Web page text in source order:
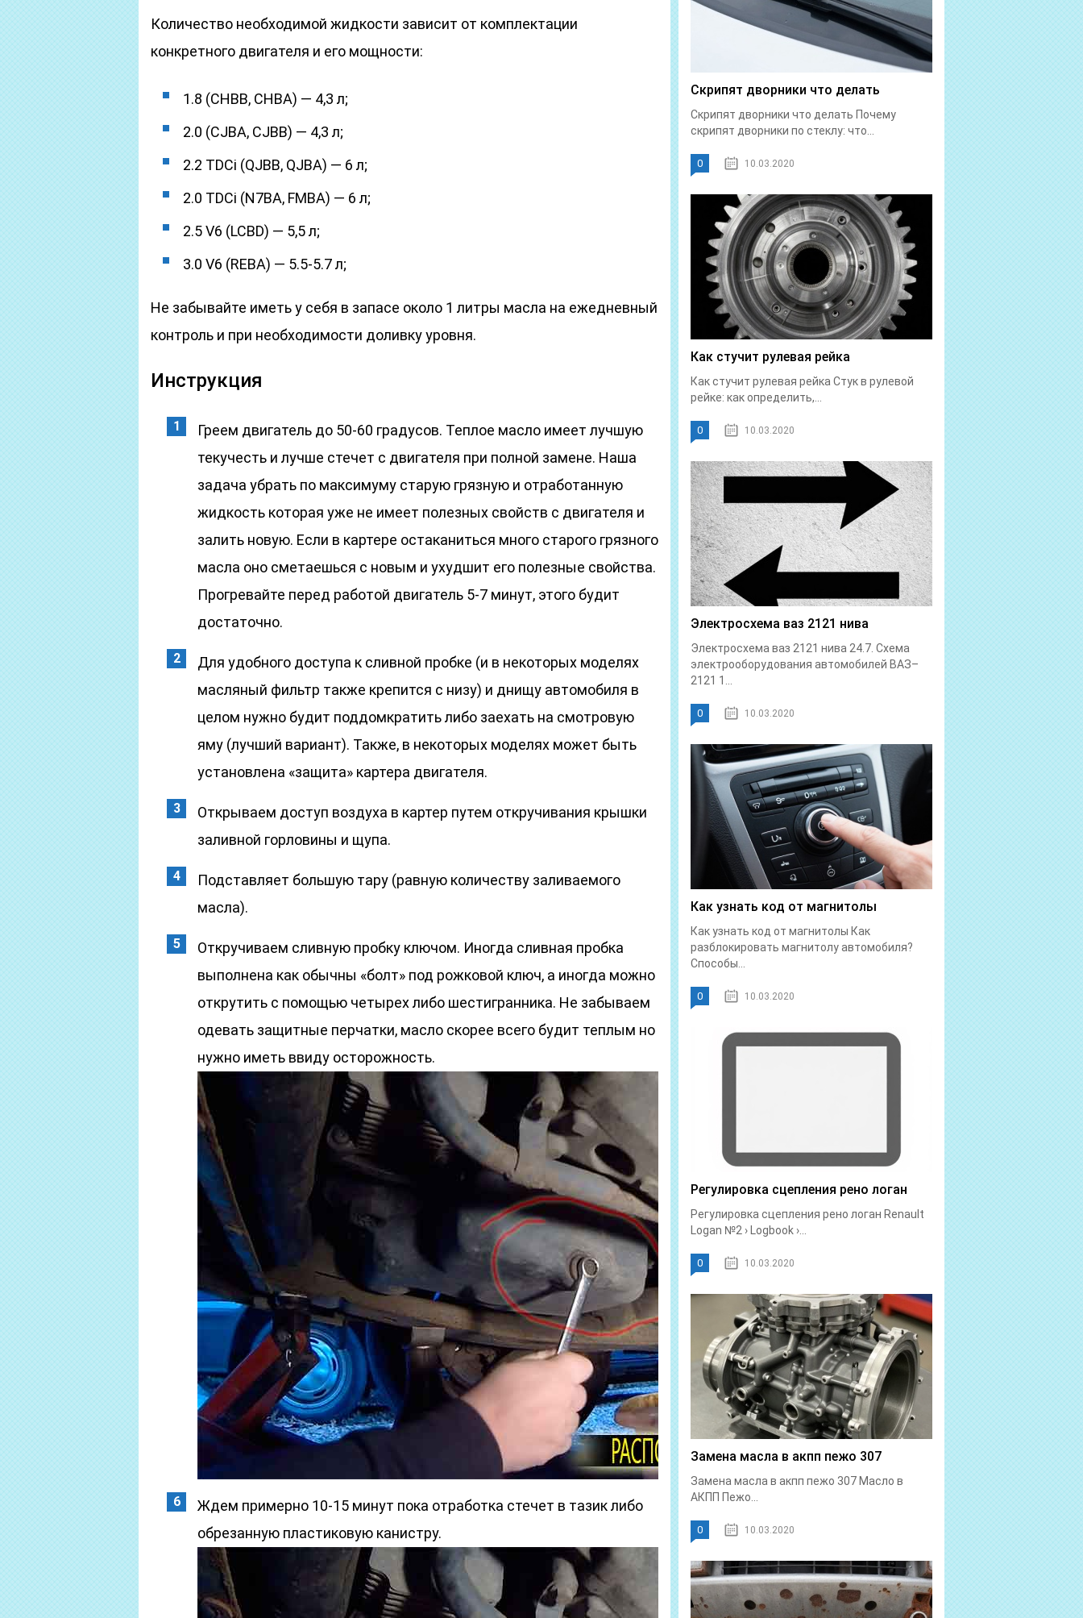
Количество необходимой жидкости зависит от комплектации
конкретного двигателя и его мощности:
1.8 (CHBB, CHBA) — 4,3 л;
2.0 (CJBA, CJBB) — 4,3 л;
2.2 TDCi (QJBB, QJBA) — 6 л;
2.0 TDCi (N7BA, FMBA) — 6 л;
2.5 V6 (LCBD) — 5,5 л;
3.0 V6 (REBA) — 5.5-5.7 л;
Не забывайте иметь у себя в запасе около 1 литры масла на ежедневный
контроль и при необходимости доливку уровня.
Инструкция
Греем двигатель до 50-60 градусов. Теплое масло имеет лучшую
текучесть и лучше стечет с двигателя при полной замене. Наша
задача убрать по максимуму старую грязную и отработанную
жидкость которая уже не имеет полезных свойств с двигателя и
залить новую. Если в картере остаканиться много старого грязного
масла оно сметаешься с новым и ухудшит его полезные свойства.
Прогревайте перед работой двигатель 5-7 минут, этого будит
достаточно.
Для удобного доступа к сливной пробке (и в некоторых моделях
масляный фильтр также крепится с низу) и днищу автомобиля в
целом нужно будит поддомкратить либо заехать на смотровую
яму (лучший вариант). Также, в некоторых моделях может быть
установлена «защита» картера двигателя.
Открываем доступ воздуха в картер путем откручивания крышки
заливной горловины и щупа.
Подставляет большую тару (равную количеству заливаемого
масла).
Откручиваем сливную пробку ключом. Иногда сливная пробка
выполнена как обычны «болт» под рожковой ключ, а иногда можно
открутить с помощью четырех либо шестигранника. Не забываем
одевать защитные перчатки, масло скорее всего будит теплым но
нужно иметь ввиду осторожность.
Ждем примерно 10-15 минут пока отработка стечет в тазик либо
обрезанную пластиковую канистру.
Скрипят дворники что делать
Скрипят дворники что делать Почему
скрипят дворники по стеклу: что...
0 10.03.2020
Как стучит рулевая рейка
Как стучит рулевая рейка Стук в рулевой
рейке: как определить,...
0 10.03.2020
Электросхема ваз 2121 нива
Электросхема ваз 2121 нива 24.7. Схема
электрооборудования автомобилей ВАЗ–
2121 1...
0 10.03.2020
Как узнать код от магнитолы
Как узнать код от магнитолы Как
разблокировать магнитолу автомобиля?
Способы...
0 10.03.2020
Регулировка сцепления рено логан
Регулировка сцепления рено логан Renault
Logan №2 › Logbook ›...
0 10.03.2020
Замена масла в акпп пежо 307
Замена масла в акпп пежо 307 Масло в
АКПП Пежо...
0 10.03.2020